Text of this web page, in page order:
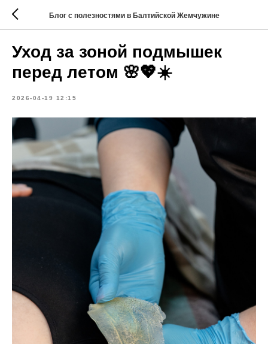
Блог с полезностями в Балтийской Жемчужине
Уход за зоной подмышек
перед летом 🌸💖☀️
2026-04-19 12:15